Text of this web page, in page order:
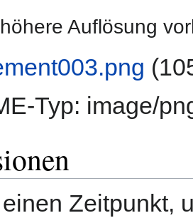
Auflösung
Typ: image/
Zeitpunkt,